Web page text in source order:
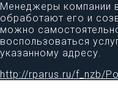
Менеджеры компании
обработают его и
можно
воспользоваться
указанному адресу.
http://rparus.ru/f_nzb/